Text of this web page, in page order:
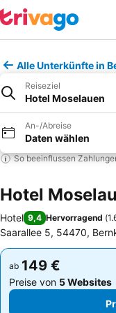
Alle Unterkünfte in
Reiseziel
Hotel Moselauen
An-/Abreise
Daten wählen
So beeinflussen
Hotel
Hotel 9,4 Hervorragend (
Saarallee 5, 54470,
ab 149 €
Preise von 5 Websites
ab 149 €
Preise von 5 Websites